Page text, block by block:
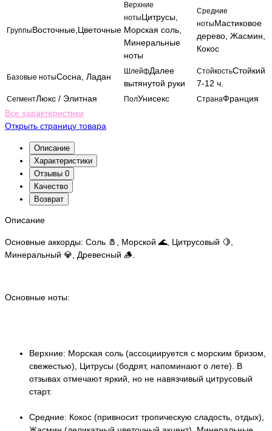
ГруппыВосточные,Цветочные
Верхние
нотыЦитрусы,
Морская соль,
Минеральные
ноты
Средние
нотыМастиковое
дерево, Жасмин,
Кокос
Базовые нотыСосна, Ладан
ШлейфДалее
вытянутой руки
СтойкостьСтойкий
7-12 ч.
СегментЛюкс / Элитная ПолУнисекс СтранаФранция
Все характеристики
Открыть страницу товара
Описание
Характеристики
Отзывы 0
Качество
Возврат
Описание
Основные аккорды: Соль 🧂, Морской 🌊, Цитрусовый 🍋,
Минеральный 💎, Древесный 🪵.
Основные ноты:
Верхние: Морская соль (ассоциируется с морским бризом,
свежестью), Цитрусы (бодрят, напоминают о лете). В
отзывах отмечают яркий, но не навязчивый цитрусовый
старт.
Средние: Кокос (привносит тропическую сладость, отдых),